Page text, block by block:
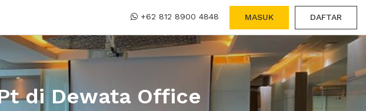
+62 812 8900 4848 MASUK DAFTAR
di Dewata Office